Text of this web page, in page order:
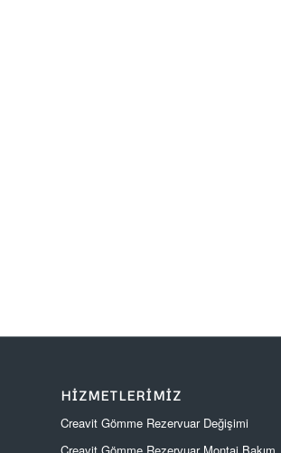
HIZMETLERIMIZ
Creavit Gömme Rezervuar Değişimi